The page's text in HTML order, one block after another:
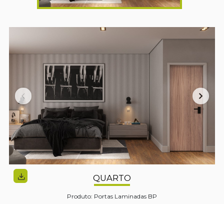
QUARTO
Produto: Portas Laminadas BP